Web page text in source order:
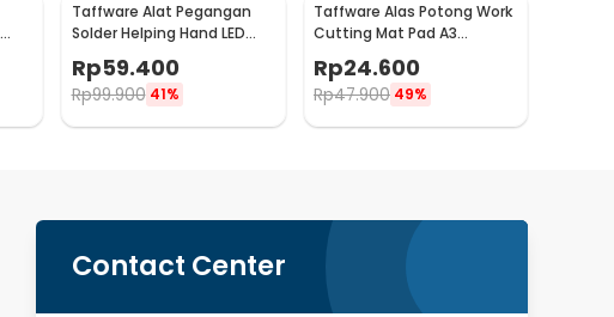
Taffware Alat Pegangan
Solder Helping Hand LED
801
Rp59.400
Rp99.900 41%
Taffware Alas Potong Work
Cutting Mat Pad A3
45x30cm
Rp24.600
Rp47.900 49%
Contact Center